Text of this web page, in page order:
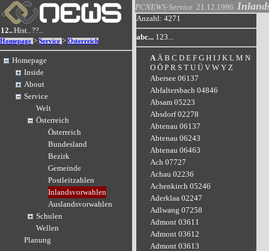
12..Hist..??..
Homepage > Service > Österreich
Homepage
Inside
About
Service
Welt
Österreich
Österreich
Bundesland
Bezirk
Gemeinde
Postleitzahlen
Inlandsvorwahlen
Auslandsvorwahlen
Schulen
Wellen
Planung
PCNEWS-Service 21.12.1996
Anzahl: 4271
abc... 123...
A Ä B C D E F G H I J K L M N
O Ö P R S T U Ü V W Y Z
Abersee 06137
Abfaltersbach 04846
Absam 05223
Absdorf 02278
Abtenau 06137
Abtenau 06243
Abtenau 06463
Ach 07727
Achau 02236
Achenkirch 05246
Aderklaa 02247
Adlwang 07258
Admont 03611
Admont 03612
Admont 03613